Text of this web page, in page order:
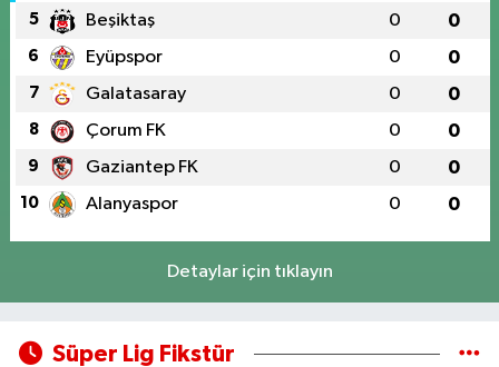
5 Beşiktaş 0 0
6 Eyüpspor 0 0
7 Galatasaray 0 0
8 Çorum FK 0 0
9 Gaziantep FK 0 0
10 Alanyaspor 0 0
Detaylar için tıklayın
Süper Lig Fikstür